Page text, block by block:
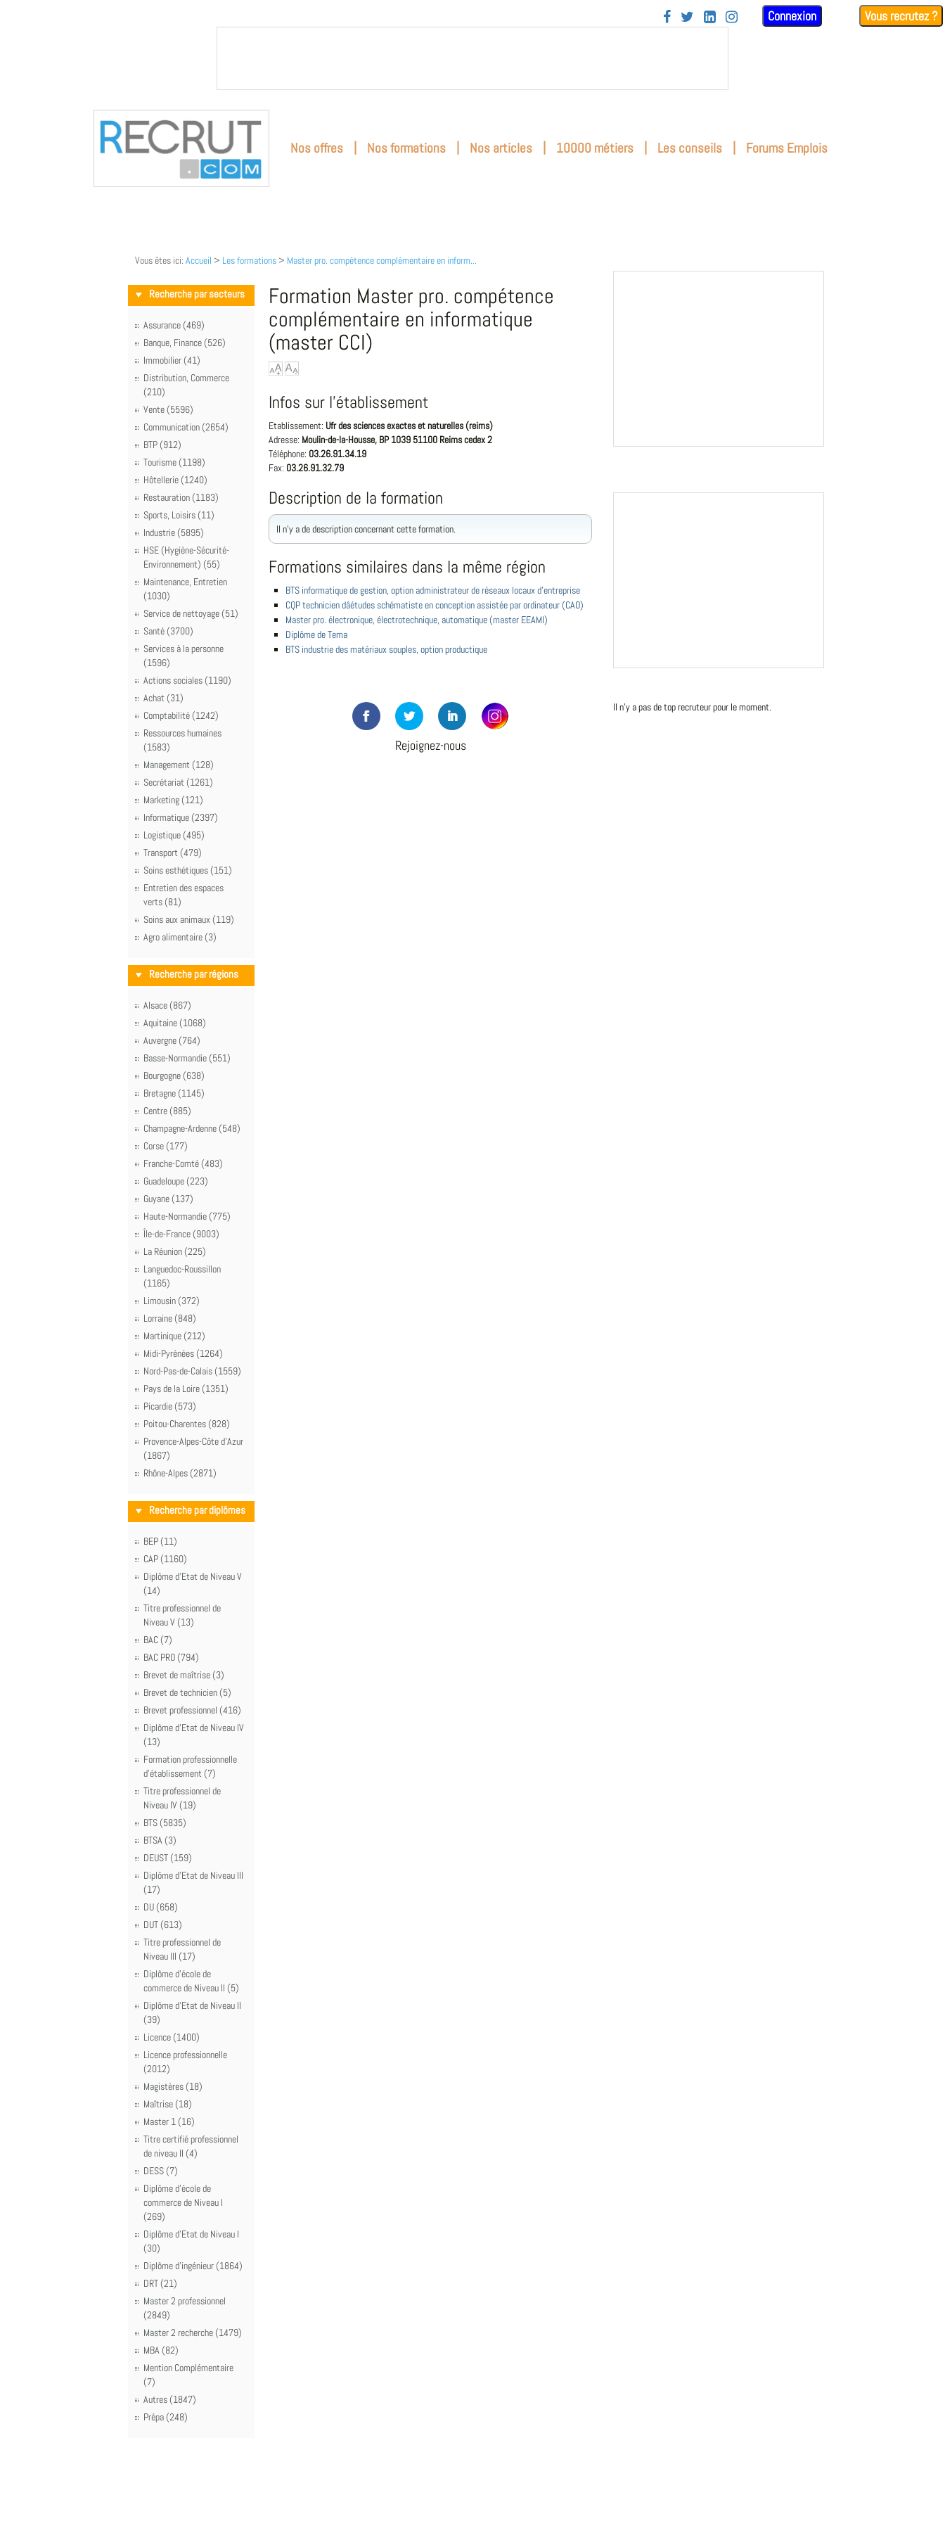
    Connexion Vous recrutez ?
Nos offres | Nos formations | Nos articles | 10000 métiers | Les conseils | Forums Emplois
Vous êtes ici: Accueil > Les formations > Master pro. compétence complémentaire en inform...
Recherche par secteurs
Assurance (469)
Banque, Finance (526)
Immobilier (41)
Distribution, Commerce
(210)
Vente (5596)
Communication (2654)
BTP (912)
Tourisme (1198)
Hôtellerie (1240)
Restauration (1183)
Sports, Loisirs (11)
Industrie (5895)
HSE (Hygiène-Sécurité-
Environnement) (55)
Maintenance, Entretien
(1030)
Service de nettoyage (51)
Santé (3700)
Services à la personne
(1596)
Actions sociales (1190)
Achat (31)
Comptabilité (1242)
Ressources humaines
(1583)
Management (128)
Secrétariat (1261)
Marketing (121)
Informatique (2397)
Logistique (495)
Transport (479)
Soins esthétiques (151)
Entretien des espaces
verts (81)
Soins aux animaux (119)
Agro alimentaire (3)
Recherche par régions
Alsace (867)
Aquitaine (1068)
Auvergne (764)
Basse-Normandie (551)
Bourgogne (638)
Bretagne (1145)
Centre (885)
Champagne-Ardenne (548)
Corse (177)
Franche-Comté (483)
Guadeloupe (223)
Guyane (137)
Haute-Normandie (775)
Île-de-France (9003)
La Réunion (225)
Languedoc-Roussillon
(1165)
Limousin (372)
Lorraine (848)
Martinique (212)
Midi-Pyrénées (1264)
Nord-Pas-de-Calais (1559)
Pays de la Loire (1351)
Picardie (573)
Poitou-Charentes (828)
Provence-Alpes-Côte d'Azur
(1867)
Rhône-Alpes (2871)
Recherche par diplômes
BEP (11)
CAP (1160)
Diplôme d'Etat de Niveau V
(14)
Titre professionnel de
Niveau V (13)
BAC (7)
BAC PRO (794)
Brevet de maîtrise (3)
Brevet de technicien (5)
Brevet professionnel (416)
Diplôme d'Etat de Niveau IV
(13)
Formation professionnelle
d'établissement (7)
Titre professionnel de
Niveau IV (19)
BTS (5835)
BTSA (3)
DEUST (159)
Diplôme d'Etat de Niveau III
(17)
DU (658)
DUT (613)
Titre professionnel de
Niveau III (17)
Diplôme d'école de
commerce de Niveau II (5)
Diplôme d'Etat de Niveau II
(39)
Licence (1400)
Licence professionnelle
(2012)
Magistères (18)
Maîtrise (18)
Master 1 (16)
Titre certifié professionnel
de niveau II (4)
DESS (7)
Diplôme d'école de
commerce de Niveau I
(269)
Diplôme d'Etat de Niveau I
(30)
Diplôme d'ingénieur (1864)
DRT (21)
Master 2 professionnel
(2849)
Master 2 recherche (1479)
MBA (82)
Mention Complémentaire
(7)
Autres (1847)
Prépa (248)
Formation Master pro. compétence
complémentaire en informatique
(master CCI)
Infos sur l'établissement
Etablissement: Ufr des sciences exactes et naturelles (reims)
Adresse: Moulin-de-la-Housse, BP 1039 51100 Reims cedex 2
Téléphone: 03.26.91.34.19
Fax: 03.26.91.32.79
Description de la formation
Il n'y a de description concernant cette formation.
Formations similaires dans la même région
BTS informatique de gestion, option administrateur de réseaux locaux d'entreprise
CQP technicien dâétudes schématiste en conception assistée par ordinateur (CAO)
Master pro. électronique, électrotechnique, automatique (master EEAMI)
Diplôme de Tema
BTS industrie des matériaux souples, option productique
Rejoignez-nous
Il n'y a pas de top recruteur pour le moment.